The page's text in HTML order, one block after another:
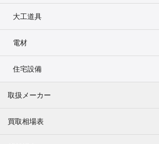
大工道具
電材
住宅設備
取扱メーカー
買取相場表